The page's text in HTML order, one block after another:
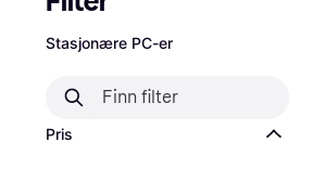
Stasjonære PC-er
Pris